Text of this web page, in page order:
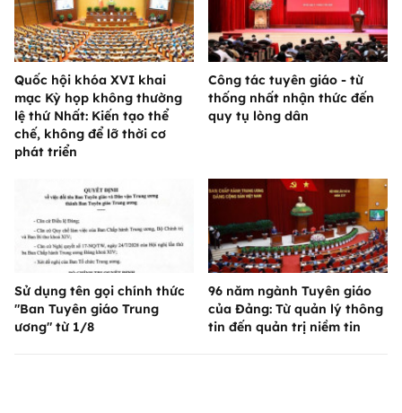
Quốc hội khóa XVI khai
mạc Kỳ họp không thường
lệ thứ Nhất: Kiến tạo thể
chế, không để lỡ thời cơ
phát triển
Công tác tuyên giáo - từ
thống nhất nhận thức đến
quy tụ lòng dân
Sử dụng tên gọi chính thức
"Ban Tuyên giáo Trung
ương" từ 1/8
96 năm ngành Tuyên giáo
của Đảng: Từ quản lý thông
tin đến quản trị niềm tin